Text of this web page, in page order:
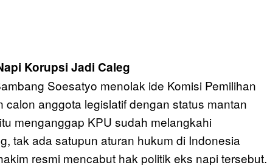
Korupsi Jadi Caleg
Soesatyo menolak ide Komisi Pemilihan
anggota legislatif dengan status mantan
menganggap KPU sudah melangkahi
tak ada satupun aturan hukum di Indonesia
resmi mencabut hak politik eks napi tersebut.